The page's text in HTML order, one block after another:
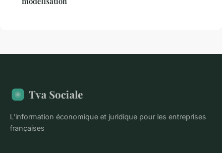
Tva Sociale
L'information économique et juridique pour les entreprises
françaises